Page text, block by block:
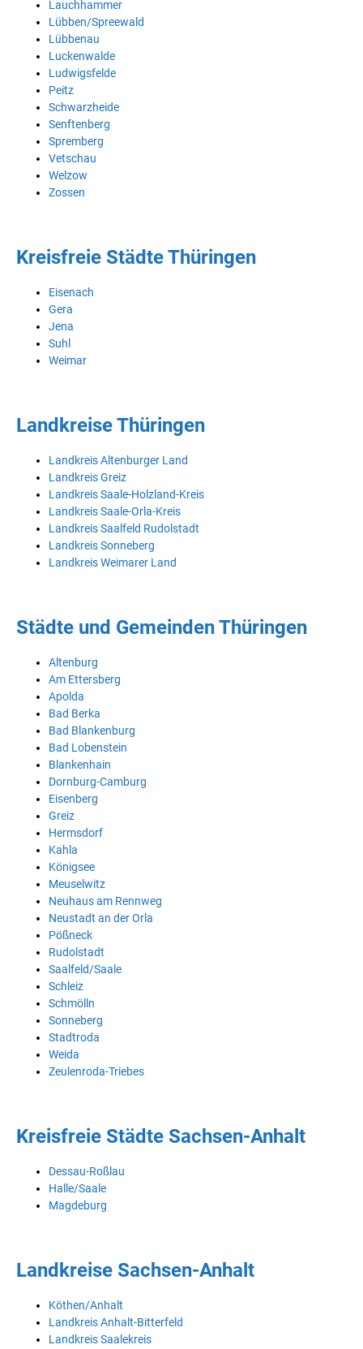
Lauchhammer
Lübben/Spreewald
Lübbenau
Luckenwalde
Ludwigsfelde
Peitz
Schwarzheide
Senftenberg
Spremberg
Vetschau
Welzow
Zossen
Kreisfreie Städte Thüringen
Eisenach
Gera
Jena
Suhl
Weimar
Landkreise Thüringen
Landkreis Altenburger Land
Landkreis Greiz
Landkreis Saale-Holzland-Kreis
Landkreis Saale-Orla-Kreis
Landkreis Saalfeld Rudolstadt
Landkreis Sonneberg
Landkreis Weimarer Land
Städte und Gemeinden Thüringen
Altenburg
Am Ettersberg
Apolda
Bad Berka
Bad Blankenburg
Bad Lobenstein
Blankenhain
Dornburg-Camburg
Eisenberg
Greiz
Hermsdorf
Kahla
Königsee
Meuselwitz
Neuhaus am Rennweg
Neustadt an der Orla
Pößneck
Rudolstadt
Saalfeld/Saale
Schleiz
Schmölln
Sonneberg
Stadtroda
Weida
Zeulenroda-Triebes
Kreisfreie Städte Sachsen-Anhalt
Dessau-Roßlau
Halle/Saale
Magdeburg
Landkreise Sachsen-Anhalt
Köthen/Anhalt
Landkreis Anhalt-Bitterfeld
Landkreis Saalekreis